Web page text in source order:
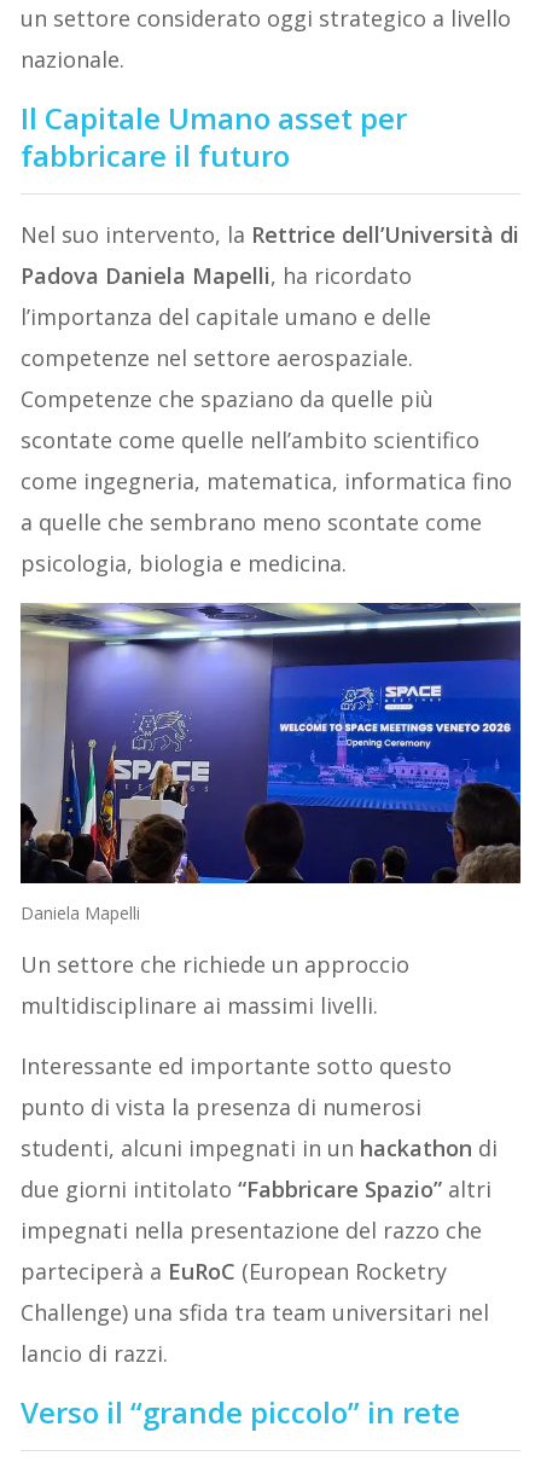
un settore considerato oggi strategico a livello
nazionale.
Il Capitale Umano asset per
fabbricare il futuro
Nel suo intervento, la Rettrice dell’Università di
Padova Daniela Mapelli, ha ricordato
l’importanza del capitale umano e delle
competenze nel settore aerospaziale.
Competenze che spaziano da quelle più
scontate come quelle nell’ambito scientifico
come ingegneria, matematica, informatica fino
a quelle che sembrano meno scontate come
psicologia, biologia e medicina.
Daniela Mapelli
Un settore che richiede un approccio
multidisciplinare ai massimi livelli.
Interessante ed importante sotto questo
punto di vista la presenza di numerosi
studenti, alcuni impegnati in un hackathon di
due giorni intitolato“Fabbricare Spazio” altri
impegnati nella presentazione del razzo che
parteciperà a EuRoC (European Rocketry
Challenge) una sfida tra team universitari nel
lancio di razzi.
Verso il “grande piccolo” in rete